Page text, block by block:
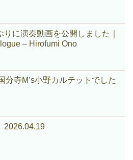
りに演奏動画を公開しました｜
– Hirofumi Ono
分寺M’s小野カルテットでした
2026.04.19